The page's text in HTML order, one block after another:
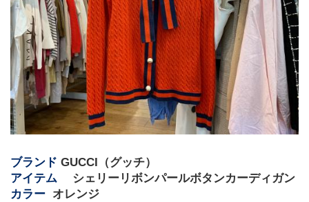
ブランド GUCCI（グッチ）
アイテム
シェリーリボンパールボタンカーディガン
カラー オレンジ